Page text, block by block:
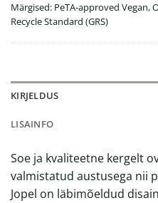
Märgised: PeTA-approved Vegan,
Recycle Standard (GRS)
KIRJELDUS
LISAINFO
Soe ja kvaliteetne kergelt
valmistatud austusega nii
Jopel on läbimõeldud